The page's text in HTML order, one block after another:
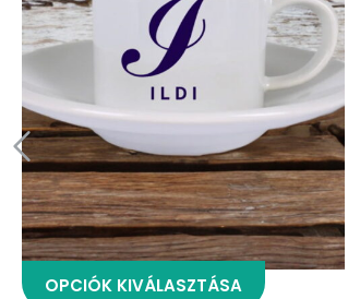
OPCIÓK KIVÁLASZTÁSA